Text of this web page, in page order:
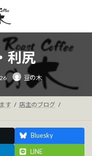
利尻
豆の木
す
店主のブログ
Bluesky
LINE